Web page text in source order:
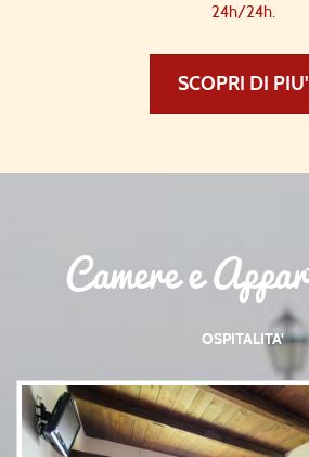
24h/24h.
SCOPRI DI PIU'
Camere e
OSPITALITA'